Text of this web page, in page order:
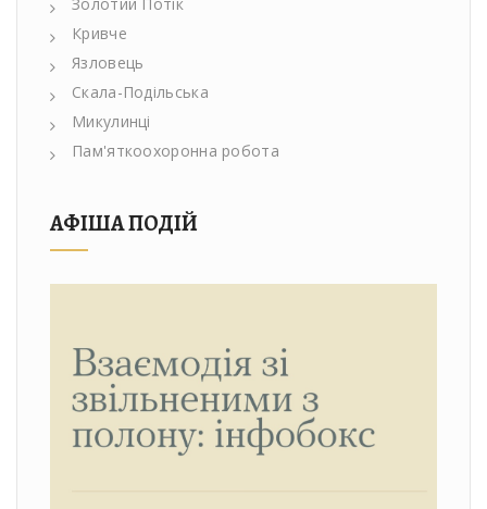
Кривче
Язловець
Скала-Подільська
Микулинці
Пам'яткоохоронна робота
АФІША ПОДІЙ